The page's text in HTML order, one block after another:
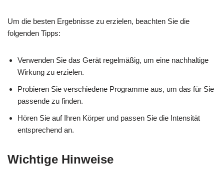
Um die besten Ergebnisse zu erzielen, beachten Sie die
folgenden Tipps:
Verwenden Sie das Gerät regelmäßig, um eine nachhaltige
Wirkung zu erzielen.
Probieren Sie verschiedene Programme aus, um das für Sie
passende zu finden.
Hören Sie auf Ihren Körper und passen Sie die Intensität
entsprechend an.
Wichtige Hinweise